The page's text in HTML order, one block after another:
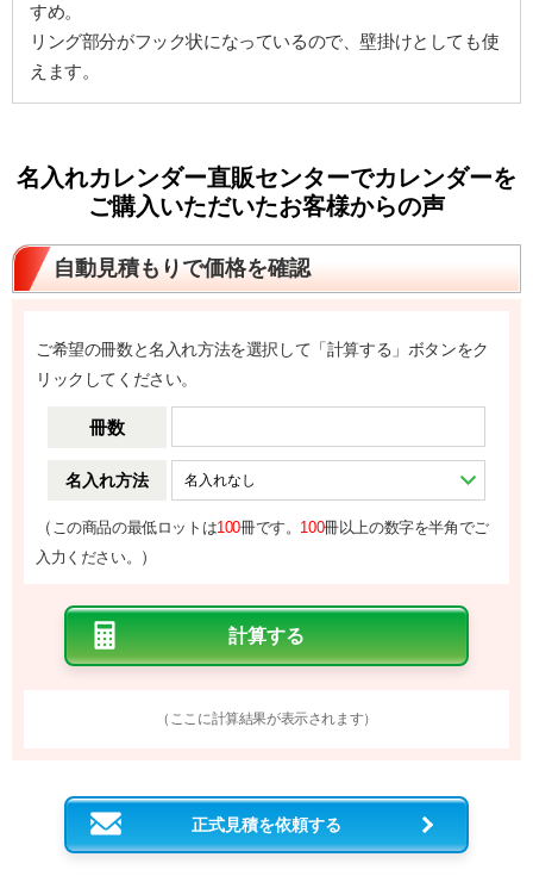
すめ。
リング部分がフック状になっているので、壁掛けとしても使
えます。
名入れカレンダー直販センターでカレンダーを
ご購入いただいたお客様からの声
自動見積もりで価格を確認
ご希望の冊数と名入れ方法を選択して「計算する」ボタンをク
リックしてください。
冊数
名入れ方法
（ この商品の最低ロットは100冊です。 100冊以上の数字を半角でご
入力ください。
）
（ここに計算結果が表示されます）
正式見積を依頼する